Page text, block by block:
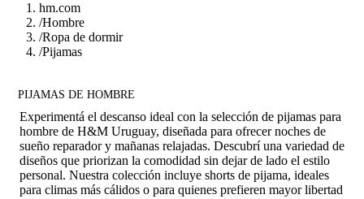
hm.com
/Hombre
/Ropa de dormir
/Pijamas
PIJAMAS DE HOMBRE
Experimentá el descanso ideal con la selección de pijamas para
hombre de H&M Uruguay, diseñada para ofrecer noches de
sueño reparador y mañanas relajadas. Descubrí una variedad de
diseños que priorizan la comodidad sin dejar de lado el estilo
personal. Nuestra colección incluye shorts de pijama, ideales
para climas más cálidos o para quienes prefieren mayor libertad